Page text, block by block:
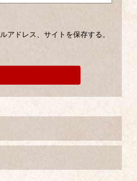
アドレス、サイトを保存する。